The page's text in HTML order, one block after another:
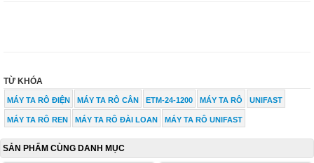
TỪ KHÓA
MÁY TA RÔ ĐIỆN MÁY TA RÔ CÂN ETM-24-1200 MÁY TA RÔ UNIFAST
MÁY TA RÔ REN MÁY TA RÔ ĐÀI LOAN MÁY TA RÔ UNIFAST
SẢN PHẨM CÙNG DANH MỤC